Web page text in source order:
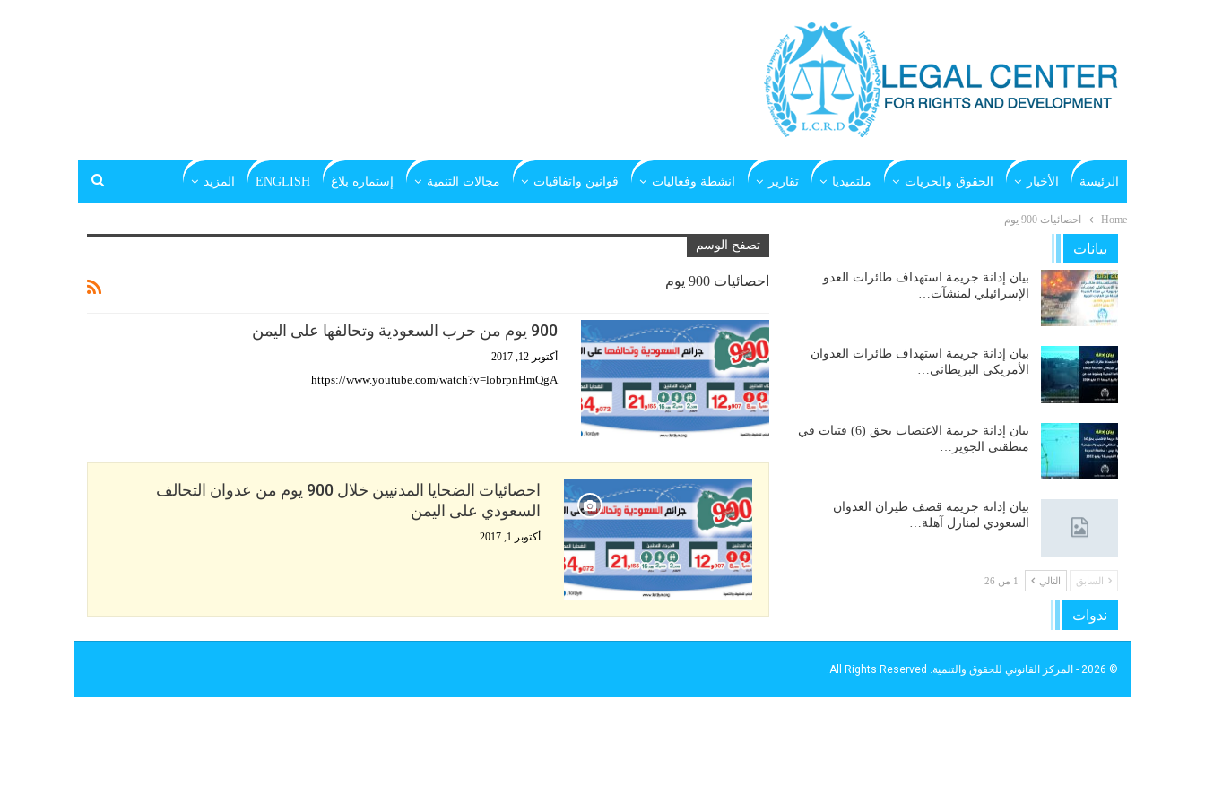
الرئيسة الأخبار الحقوق والحريات ملتميديا تقارير انشطة وفعاليات قوانين واتفاقيات مجالات التنمية إستماره بلاغ ENGLISH المزيد
Home احصائيات 900 يوم
تصفح الوسم
احصائيات 900 يوم
900 يوم من حرب السعودية وتحالفها على اليمن
أكتوبر 12, 2017
https://www.youtube.com/watch?v=lobrpnHmQgA
احصائيات الضحايا المدنيين خلال 900 يوم من عدوان التحالف
السعودي على اليمن
أكتوبر 1, 2017
بيانات
بيان إدانة جريمة استهداف طائرات العدو
الإسرائيلي لمنشآت…
بيان إدانة جريمة استهداف طائرات العدوان
الأمريكي البريطاني…
بيان إدانة جريمة الاغتصاب بحق (6) فتيات في
منطقتي الجوير…
بيان إدانة جريمة قصف طيران العدوان
السعودي لمنازل آهلة…
السابق التالي 1 من 26
ندوات
© 2026 - المركز القانوني للحقوق والتنمية. All Rights Reserved.